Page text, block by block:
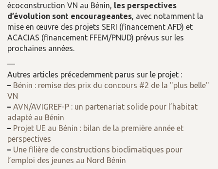
écoconstruction VN au Bénin, les perspectives
d’évolution sont encourageantes , avec notamment la
mise en œuvre des projets SERI (financement AFD) et
ACACIAS (financement FFEM/PNUD) prévus sur les
prochaines années.
—
Autres articles précedemment parus sur le projet :
– Bénin : remise des prix du concours #2 de la "plus belle"
VN
– AVN/AVIGREF-P : un partenariat solide pour l’habitat
adapté au Bénin
– Projet UE au Bénin : bilan de la première année et
perspectives
– Une filière de constructions bioclimatiques pour
l’emploi des jeunes au Nord Bénin